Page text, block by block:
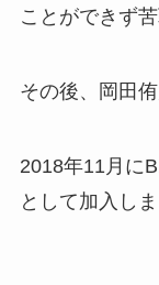
ことができず
その後、岡田
2018年11月に
として加入しま